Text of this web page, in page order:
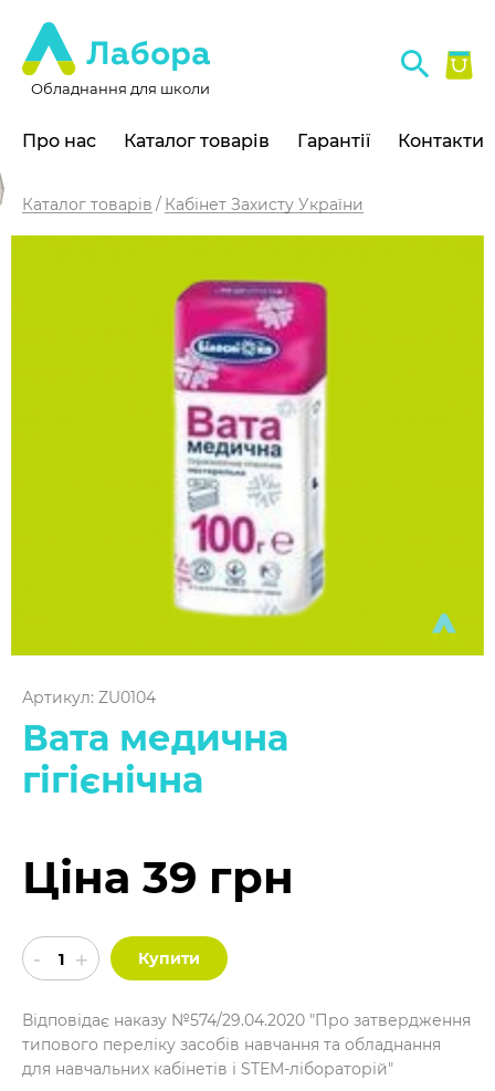
Обладнання для школи
Про нас Каталог товарів Гарантії Контакти
Каталог товарів Кабінет Захисту України
Артикул: ZU0104
Вата медична
гігієнічна
Ціна 39 грн
Купити
Відповідає наказу №574/29.04.2020 "Про затвердження
типового переліку засобів навчання та обладнання
для навчальних кабінетів і STEM-лібораторій"